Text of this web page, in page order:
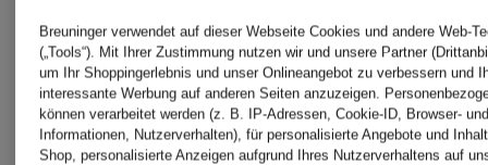
Juvia
7/8-
Neu
Juvia
Breuninger verwendet auf dieser Webseite Cookies und andere Web-
(„Tools“). Mit Ihrer Zustimmung nutzen wir und unsere Partner
um Ihr Shoppingerlebnis und unser Onlineangebot zu verbessern und
interessante Werbung auf anderen Seiten anzuzeigen.
können verarbeitet werden (z. B. IP-Adressen, Cookie-ID, Browser-
Informationen, Nutzerverhalten), für personalisierte Angebote und
Shop, personalisierte Anzeigen aufgrund Ihres Nutzerverhaltens auf